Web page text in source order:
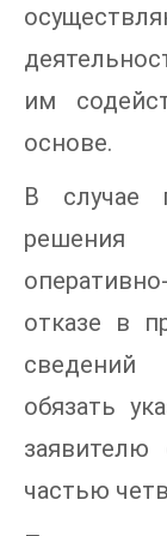
им
основе.
В случае
решения
отказе в
обязать
заявителю
частью